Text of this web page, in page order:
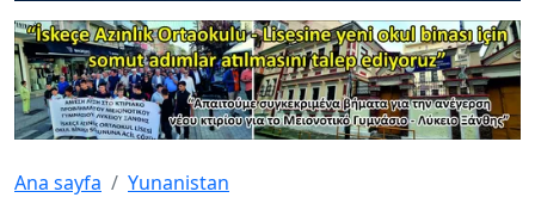
Ana sayfa Yunanistan